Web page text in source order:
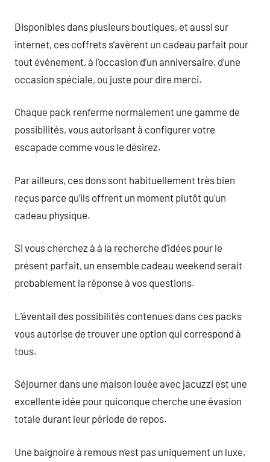
Disponibles dans plusieurs boutiques, et aussi sur
internet, ces coffrets s’avèrent un cadeau parfait pour
tout événement, à l’occasion d’un anniversaire, d’une
occasion spéciale, ou juste pour dire merci.
Chaque pack renferme normalement une gamme de
possibilités, vous autorisant à configurer votre
escapade comme vous le désirez.
Par ailleurs, ces dons sont habituellement très bien
reçus parce qu’ils offrent un moment plutôt qu’un
cadeau physique.
Si vous cherchez à à la recherche d’idées pour le
présent parfait, un ensemble cadeau weekend serait
probablement la réponse à vos questions.
L’éventail des possibilités contenues dans ces packs
vous autorise de trouver une option qui correspond à
tous.
Séjourner dans une maison louée avec jacuzzi est une
excellente idée pour quiconque cherche une évasion
totale durant leur période de repos.
Une baignoire à remous n’est pas uniquement un luxe,